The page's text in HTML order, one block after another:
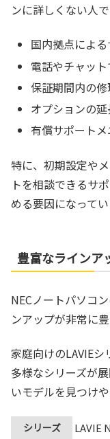
ンに詳しくない人
国内拠点によ
電話やチャッ
保証期間内の
オプションの
有償サポートメ
特に、初期設定や
トを相談できるサ
める要因になってい
豊富なラインア
NECノートパソコ
ンアップが非常に豊
家庭向けのLAVIEシ
多様なシリーズが
いモデルを見つけ
シリーズ LAVIE